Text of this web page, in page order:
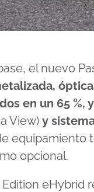
el nuevo
en un 65 %,
View) y
equipamiento
opcional.
eHybrid